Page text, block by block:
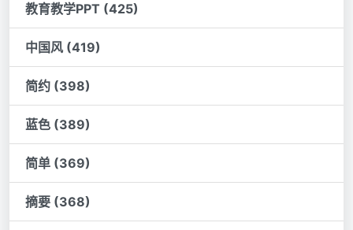
教育教学PPT (425)
中国风 (419)
简约 (398)
蓝色 (389)
简单 (369)
摘要 (368)